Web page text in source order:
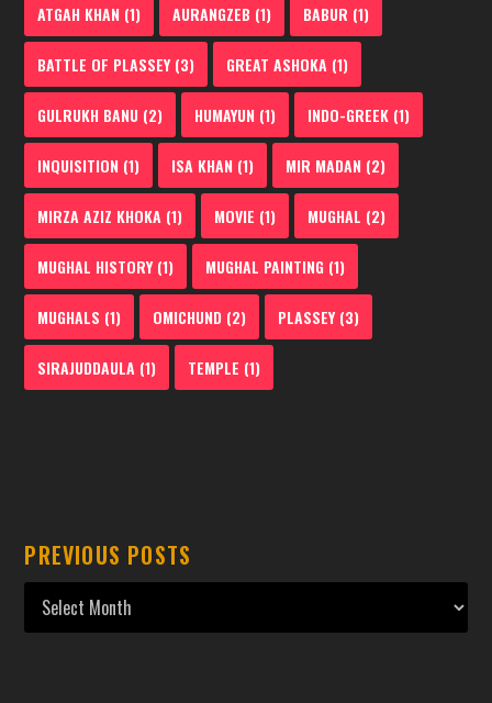
ATGAH KHAN (1) AURANGZEB (1) BABUR (1)
BATTLE OF PLASSEY(3) GREAT ASHOKA (1)
GULRUKH BANU (2) HUMAYUN (1) INDO-GREEK (1)
INQUISITION (1) ISA KHAN (1) MIR MADAN (2)
MIRZA AZIZ KHOKA (1) MOVIE (1) MUGHAL (2)
MUGHAL HISTORY(1) MUGHAL PAINTING (1)
MUGHALS (1) OMICHUND (2) PLASSEY(3)
SIRAJUDDAULA (1) TEMPLE (1)
PREVIOUS POSTS